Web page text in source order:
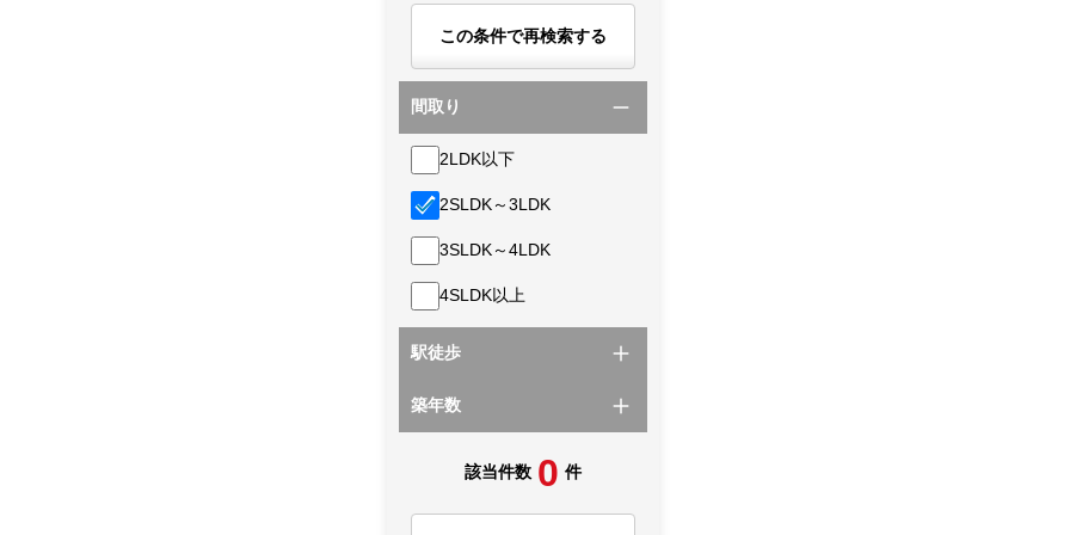
この条件で再検索する
間取り
2LDK以下
2SLDK～3LDK
3SLDK～4LDK
4SLDK以上
駅徒歩
築年数
該当件数 0 件